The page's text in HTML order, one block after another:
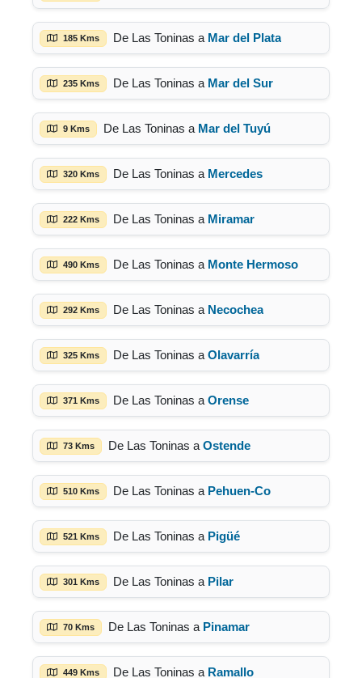
185 Kms De Las Toninas a Mar del Plata
235 Kms De Las Toninas a Mar del Sur
9 Kms De Las Toninas a Mar del Tuyú
320 Kms De Las Toninas a Mercedes
222 Kms De Las Toninas a Miramar
490 Kms De Las Toninas a Monte Hermoso
292 Kms De Las Toninas a Necochea
325 Kms De Las Toninas a Olavarría
371 Kms De Las Toninas a Orense
73 Kms De Las Toninas a Ostende
510 Kms De Las Toninas a Pehuen-Co
521 Kms De Las Toninas a Pigüé
301 Kms De Las Toninas a Pilar
70 Kms De Las Toninas a Pinamar
449 Kms De Las Toninas a Ramallo